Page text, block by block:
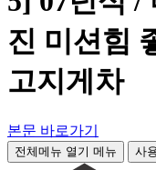
진 미션힘
고지게차
본문 바로가기
전체메뉴 열기 메뉴 사